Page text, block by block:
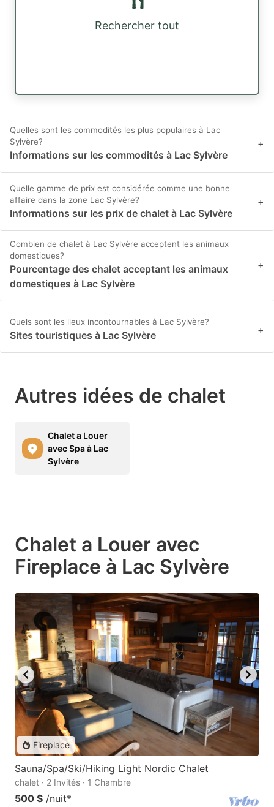
Rechercher tout
Quelles sont les commodités les plus populaires à Lac
Sylvère?
Informations sur les commodités à Lac Sylvère
+
Quelle gamme de prix est considérée comme une bonne
affaire dans la zone Lac Sylvère?
Informations sur les prix de chalet à Lac Sylvère
+
Combien de chalet à Lac Sylvère acceptent les animaux
domestiques?
Pourcentage des chalet acceptant les animaux
domestiques à Lac Sylvère
+
Quels sont les lieux incontournables à Lac Sylvère?
Sites touristiques à Lac Sylvère +
Autres idées de chalet
Chalet a Louer
avec Spa à Lac
Sylvère
Chalet a Louer avec
Fireplace à Lac Sylvère
Fireplace
Sauna/Spa/Ski/Hiking Light Nordic Chalet
chalet · 2 Invités · 1 Chambre
500 $ /nuit*